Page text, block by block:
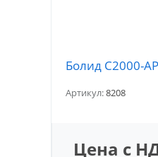
Болид С2000-
Артикул:8208
Цена с